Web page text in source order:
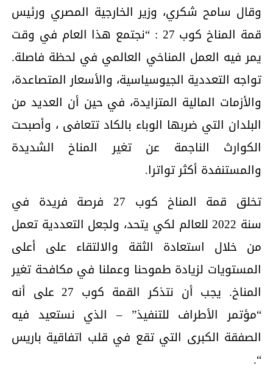
وقال سامح شكري، وزير الخارجية المصري ورئيس
قمة المناخ كوب 27 : “نجتمع هذا العام في وقت
يمر فيه العمل المناخي العالمي في لحظة فاصلة.
تواجه التعددية الجيوسياسية، والأسعار المتصاعدة،
والأزمات المالية المتزايدة، في حين أن العديد من
البلدان التي ضربها الوباء بالكاد تتعافى ، وأصبحت
الكوارث الناجمة عن تغير المناخ الشديدة
والمستنفدة أكثر تواترا.
تخلق قمة المناخ كوب 27 فرصة فريدة في
سنة 2022 للعالم لكي يتحد، ولجعل التعددية تعمل
من خلال استعادة الثقة والالتقاء على أعلى
المستويات لزيادة طموحنا وعملنا في مكافحة تغير
المناخ. يجب أن نتذكر القمة كوب 27 على أنه
“مؤتمر الأطراف للتنفيذ” – الذي نستعيد فيه
الصفقة الكبرى التي تقع في قلب اتفاقية باريس
“.